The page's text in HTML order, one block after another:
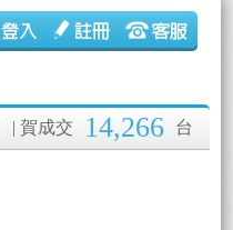
| 賀成交 14,266 台